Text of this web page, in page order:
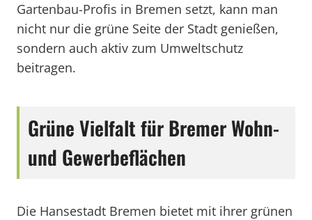
Gartenbau-Profis in Bremen setzt, kann man
nicht nur die grüne Seite der Stadt genießen,
sondern auch aktiv zum Umweltschutz
beitragen.
Grüne Vielfalt für Bremer Wohn-
und Gewerbeflächen
Die Hansestadt Bremen bietet mit ihrer grünen